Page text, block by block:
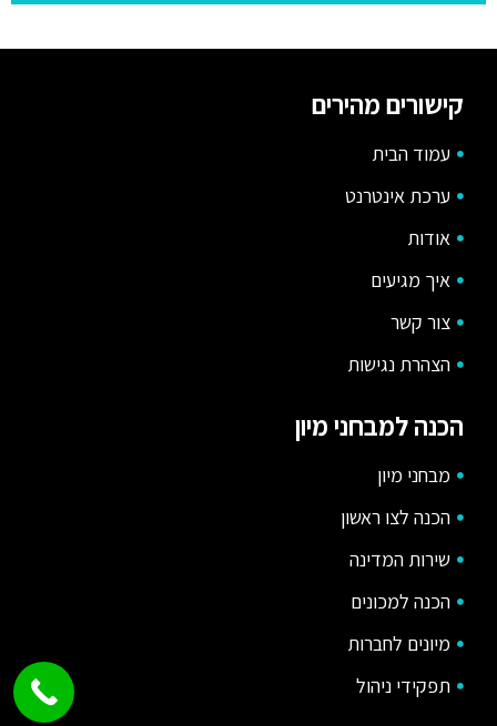
קישורים מהירים
עמוד הבית
ערכת אינטרנט
אודות
איך מגיעים
צור קשר
הצהרת נגישות
הכנה למבחני מיון
מבחני מיון
הכנה לצו ראשון
שירות המדינה
הכנה למכונים
מיונים לחברות
תפקידי ניהול